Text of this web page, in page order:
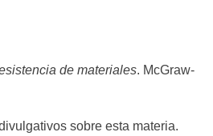
de materiales. McGraw-
sobre esta materia.